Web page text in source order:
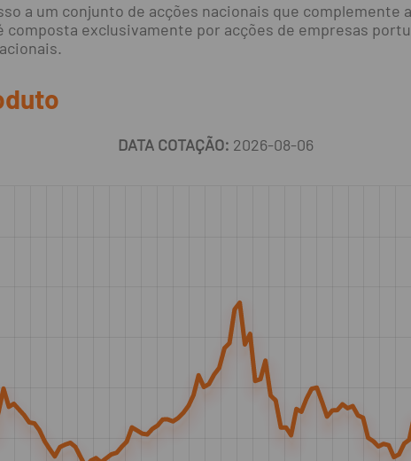
a um conjunto de acções nacionais que
exclusivamente por acções de empresas
DATA COTAÇÃO: 2026-08-06